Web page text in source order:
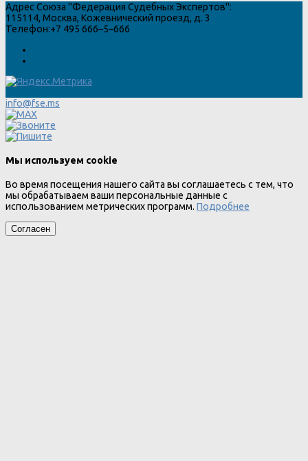
Адрес Союза "Федерация Судебных Экспертов":
115114, Москва, Кожевнический проезд, д. 3
Телефон:+7 495 666–5–666
info@fse.ms
Мы используем cookie
Во время посещения нашего сайта вы соглашаетесь с тем, что
мы обрабатываем ваши персональные данные с
использованием метрических программ. Подробнее
Согласен